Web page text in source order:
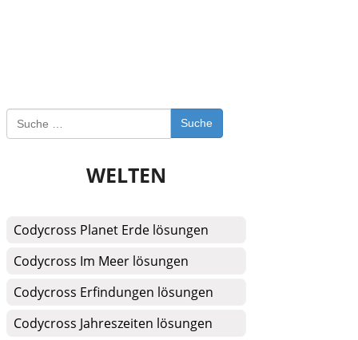
Suche
WELTEN
Codycross Planet Erde lösungen
Codycross Im Meer lösungen
Codycross Erfindungen lösungen
Codycross Jahreszeiten lösungen